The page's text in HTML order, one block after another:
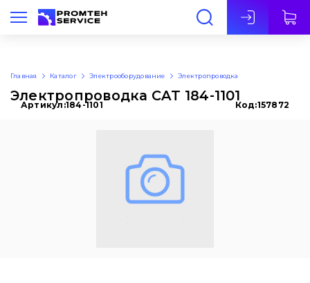
Рус
Главная Каталог Электрооборудование Электропроводка
Электропроводка CAT 184-1101
Артикул:184-1101 Код:157872